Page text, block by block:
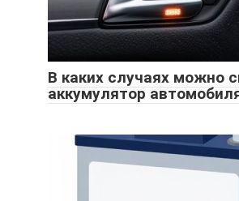
В каких случаях можно
аккумулятор